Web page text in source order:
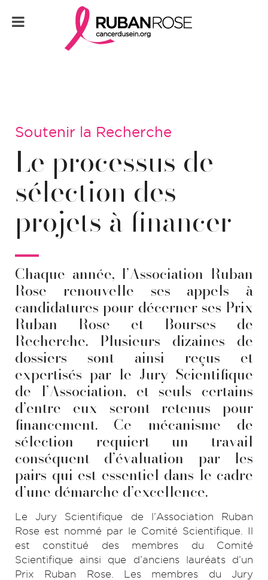
Soutenir la Recherche
Le processus de
sélection des
projets à financer
Chaque année, l’Association Ruban
Rose renouvelle ses appels à
candidatures pour décerner ses Prix
Ruban Rose et Bourses de
Recherche. Plusieurs dizaines de
dossiers sont ainsi reçus et
expertisés par le Jury Scientifique
de l’Association, et seuls certains
d’entre eux seront retenus pour
financement. Ce mécanisme de
sélection requiert un travail
conséquent d’évaluation par les
pairs qui est essentiel dans le cadre
d’une démarche d’excellence.
Le Jury Scientifique de l’Association Ruban
Rose est nommé par le Comité Scientifique. Il
est constitué des membres du Comité
Scientifique ainsi que d’anciens lauréats d’un
Prix Ruban Rose. Les membres du Jury